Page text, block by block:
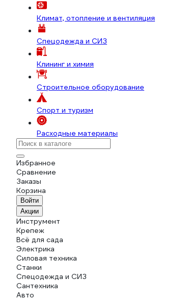
Климат, отопление и вентиляция
Спецодежда и СИЗ
Клининг и химия
Строительное оборудование
Спорт и туризм
Расходные материалы
Избранное
Сравнение
Заказы
Корзина
Войти
Акции
Инструмент
Крепеж
Всё для сада
Электрика
Силовая техника
Станки
Спецодежда и СИЗ
Сантехника
Авто